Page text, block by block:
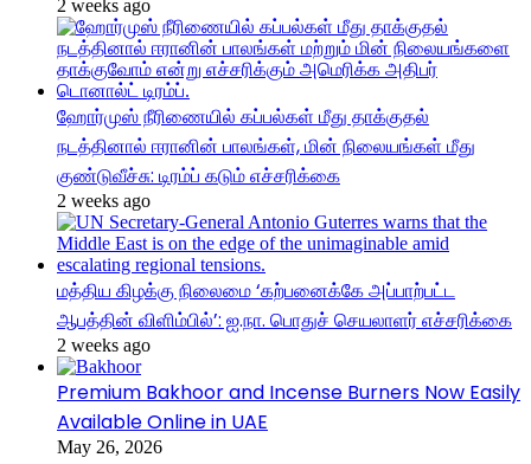
2 weeks ago
ஹோர்முஸ் நீரிணையில் கப்பல்கள் மீது தாக்குதல்
நடத்தினால் ஈரானின் பாலங்கள், மின் நிலையங்கள் மீது
குண்டுவீச்சு: டிரம்ப் கடும் எச்சரிக்கை
2 weeks ago
மத்திய கிழக்கு நிலைமை ‘கற்பனைக்கே அப்பாற்பட்ட
ஆபத்தின் விளிம்பில்’: ஐ.நா. பொதுச் செயலாளர் எச்சரிக்கை
2 weeks ago
Premium Bakhoor and Incense Burners Now Easily
Available Online in UAE
May 26, 2026